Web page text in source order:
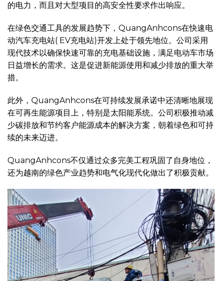
的电力，而且对大型项目的高安全性要求作出响应。
在绿色交通工具的发展趋势下，QuangAnhcons在快速电
动汽车充电站( EV充电站)开发上处于领先地位。公司采用
现代技术以确保快速可靠的充电基础设施，满足电动车市场
日益增长的需求。这是促进新能源使用和减少排放的重大举
措。
此外，QuangAnhcons在可持续发展承诺中还清晰地展现
在可再生能源项目上，特别是太阳能系统。公司积极推动减
少碳排放和节约客户能源成本的解决方案，朝着绿色和可持
续的未来迈进。
QuangAnhcons不仅通过众多完美工程巩固了自身地位，
还为越南的绿色产业趋势和电气化现代化做出了积极贡献。